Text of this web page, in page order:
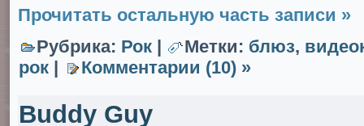
Прочитать остальную часть записи »
Рубрика: Рок | Метки: блюз,
рок | Комментарии (10) »
Buddy Guy